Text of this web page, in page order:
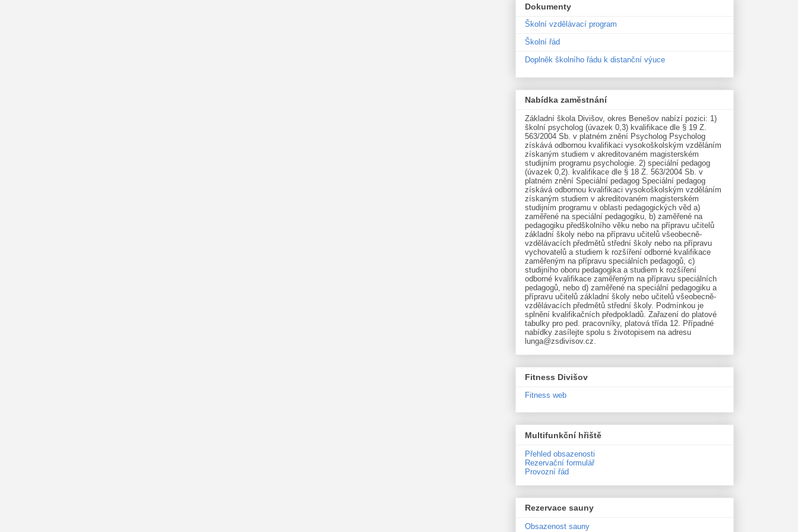
Dokumenty
Školní vzdělávací program
Školní řád
Doplněk školního řádu k distanční výuce
Nabídka zaměstnání
Základní škola Divišov, okres Benešov nabízí pozici: 1)
školní psycholog (úvazek 0,3) kvalifikace dle § 19 Z.
563/2004 Sb. v platném znění Psycholog Psycholog
získává odbornou kvalifikaci vysokoškolským vzděláním
získaným studiem v akreditovaném magisterském
studijním programu psychologie. 2) speciální pedagog
(úvazek 0,2). kvalifikace dle § 18 Z. 563/2004 Sb. v
platném znění Speciální pedagog Speciální pedagog
získává odbornou kvalifikaci vysokoškolským vzděláním
získaným studiem v akreditovaném magisterském
studijním programu v oblasti pedagogických věd a)
zaměřené na speciální pedagogiku, b) zaměřené na
pedagogiku předškolního věku nebo na přípravu učitelů
základní školy nebo na přípravu učitelů všeobecně-
vzdělávacích předmětů střední školy nebo na přípravu
vychovatelů a studiem k rozšíření odborné kvalifikace
zaměřeným na přípravu speciálních pedagogů, c)
studijního oboru pedagogika a studiem k rozšíření
odborné kvalifikace zaměřeným na přípravu speciálních
pedagogů, nebo d) zaměřené na speciální pedagogiku a
přípravu učitelů základní školy nebo učitelů všeobecně-
vzdělávacích předmětů střední školy. Podmínkou je
splnění kvalifikačních předpokladů. Zařazení do platové
tabulky pro ped. pracovníky, platová třída 12. Případné
nabídky zasílejte spolu s životopisem na adresu
lunga@zsdivisov.cz.
Fitness Divišov
Fitness web
Multifunkční hřiště
Přehled obsazenosti
Rezervační formulář
Provozní řád
Rezervace sauny
Obsazenost sauny